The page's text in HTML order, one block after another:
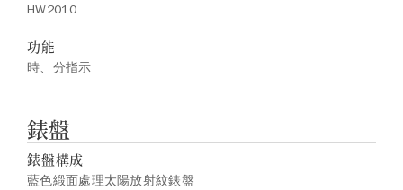
HW2010
功能
時、分指示
錶盤
錶盤構成
藍色緞面處理太陽放射紋錶盤